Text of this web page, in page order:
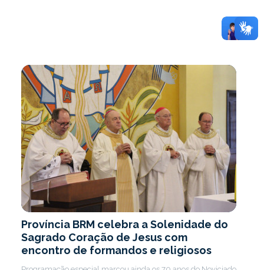
Província BRM celebra a Solenidade do
Sagrado Coração de Jesus com
encontro de formandos e religiosos